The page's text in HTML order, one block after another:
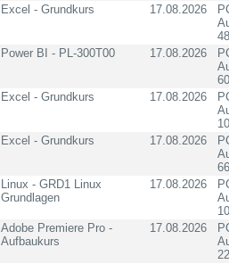
Excel - Grundkurs
17.08.2026
Power BI - PL-300T00
17.08.2026
Excel - Grundkurs
17.08.2026
Excel - Grundkurs
17.08.2026
Linux - GRD1 Linux
Grundlagen
17.08.2026
Adobe Premiere Pro -
Aufbaukurs
17.08.2026